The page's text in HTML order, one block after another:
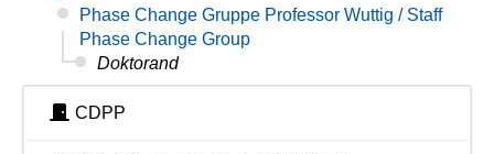
Phase Change Gruppe Professor Wuttig / Staff
Phase Change Group
Doktorand
CDPP